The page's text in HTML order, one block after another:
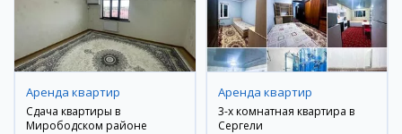
Аренда квартир
Сдача квартиры в
Мирободском районе
Аренда квартир
3-х комнатная квартира в
Сергели